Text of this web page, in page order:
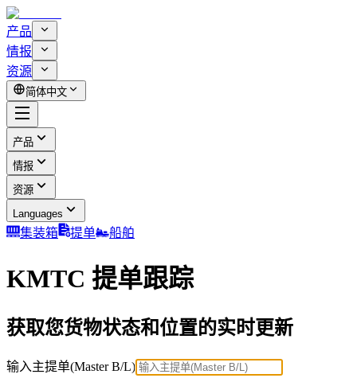
产品
情报
资源
简体中文
产品
情报
资源
Languages
集装箱 提单 船舶
KMTC 提单跟踪
获取您货物状态和位置的实时更新
输入主提单(Master B/L)